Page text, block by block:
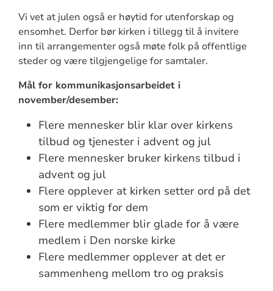
Vi vet at julen også er høytid for utenforskap og
ensomhet. Derfor bør kirken i tillegg til å invitere
inn til arrangementer også møte folk på offentlige
steder og være tilgjengelige for samtaler.
Mål for kommunikasjonsarbeidet i
november/desember:
Flere mennesker blir klar over kirkens
tilbud og tjenester i advent og jul
Flere mennesker bruker kirkens tilbud i
advent og jul
Flere opplever at kirken setter ord på det
som er viktig for dem
Flere medlemmer blir glade for å være
medlem i Den norske kirke
Flere medlemmer opplever at det er
sammenheng mellom tro og praksis